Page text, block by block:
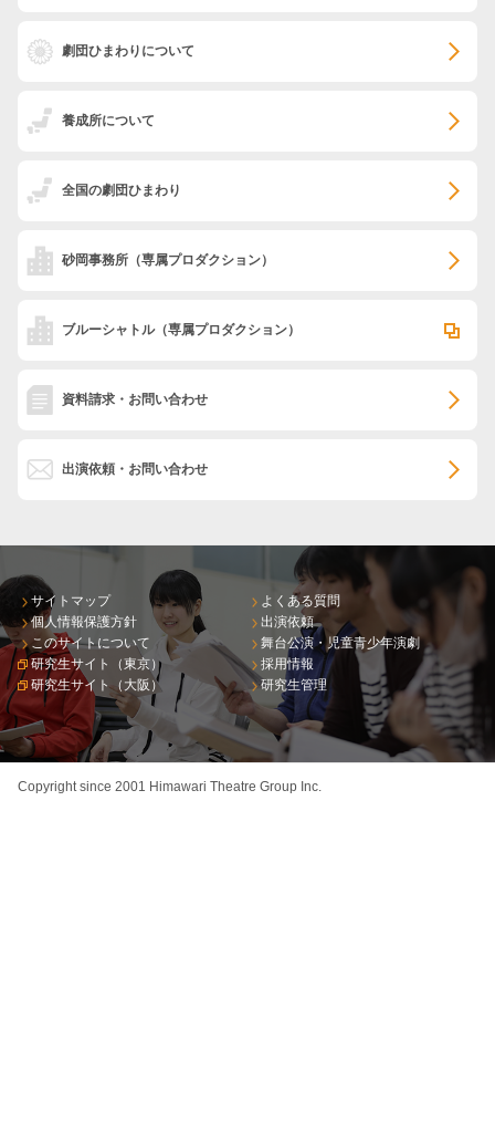
劇団ひまわりについて
養成所について
全国の劇団ひまわり
砂岡事務所 （専属プロダクション）
ブルーシャトル（専属プロダクション）
資料請求・お問い合わせ
出演依頼・お問い合わせ
サイトマップ
個人情報保護方針
このサイトについて
研究生サイト（東京）
研究生サイト（大阪）
よくある質問
出演依頼
舞台公演・児童青少年演劇
採用情報
研究生管理
Copyright since 2001 Himawari Theatre Group Inc.